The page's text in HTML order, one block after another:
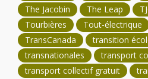
The Jacobin
The Leap
Tourbières
Tout-électrique
TransCanada
transition
transnationales
transport
transport collectif gratuit